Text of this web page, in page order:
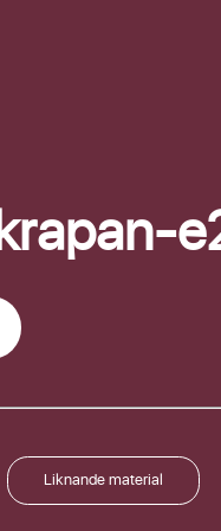
E-post
Liknande material